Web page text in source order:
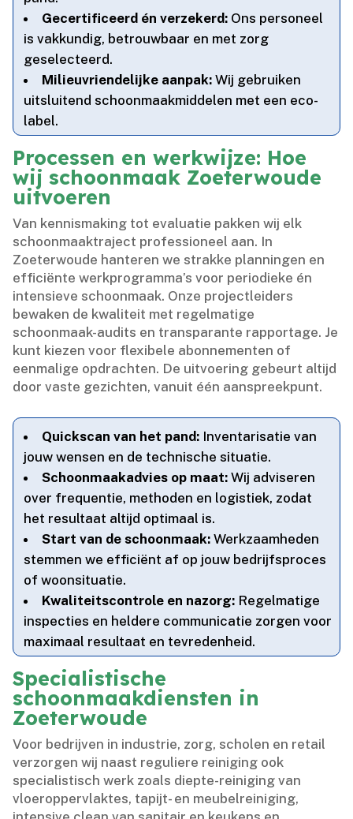
Gecertificeerd én verzekerd: Ons personeel
is vakkundig, betrouwbaar en met zorg
geselecteerd.​
Milieuvriendelijke aanpak: Wij gebruiken
uitsluitend schoonmaakmiddelen met een eco-
label.​
Processen en werkwijze: Hoe
wij schoonmaak Zoeterwoude
uitvoeren
Van kennismaking tot evaluatie pakken wij elk
schoonmaaktraject professioneel aan.​ In
Zoeterwoude hanteren we strakke planningen en
efficiënte werkprogramma’s voor periodieke én
intensieve schoonmaak.​ Onze projectleiders
bewaken de kwaliteit met regelmatige
schoonmaak-audits en transparante rapportage.​ Je
kunt kiezen voor flexibele abonnementen of
eenmalige opdrachten.​ De uitvoering gebeurt altijd
door vaste gezichten, vanuit één aanspreekpunt.​
Quickscan van het pand: Inventarisatie van
jouw wensen en de technische situatie.​
Schoonmaakadvies op maat: Wij adviseren
over frequentie, methoden en logistiek, zodat
het resultaat altijd optimaal is.​
Start van de schoonmaak: Werkzaamheden
stemmen we efficiënt af op jouw bedrijfsproces
of woonsituatie.​
Kwaliteitscontrole en nazorg: Regelmatige
inspecties en heldere communicatie zorgen voor
maximaal resultaat en tevredenheid.​
Specialistische
schoonmaakdiensten in
Zoeterwoude
Voor bedrijven in industrie, zorg, scholen en retail
verzorgen wij naast reguliere reiniging ook
specialistisch werk zoals diepte-reiniging van
vloeroppervlaktes, tapijt- en meubelreiniging,